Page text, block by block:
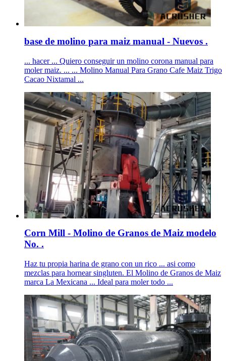
base de molino para maiz manual - Nuevos .
... hacer ... Quiero conseguir un molino corona manual para
moler maiz. ... ... Molino Manual Para Grano Cafe Maiz Trigo
Cacao Nixtamal ...
Corn Mill - Molino de Granos de Maiz modelo
No. .
Haz tu propia harina de grano con un rico ... asi como
mezclas para hornear singluten. El Molino de Granos de Maiz
marca La Mexicana ... Ideal para moler todo ...